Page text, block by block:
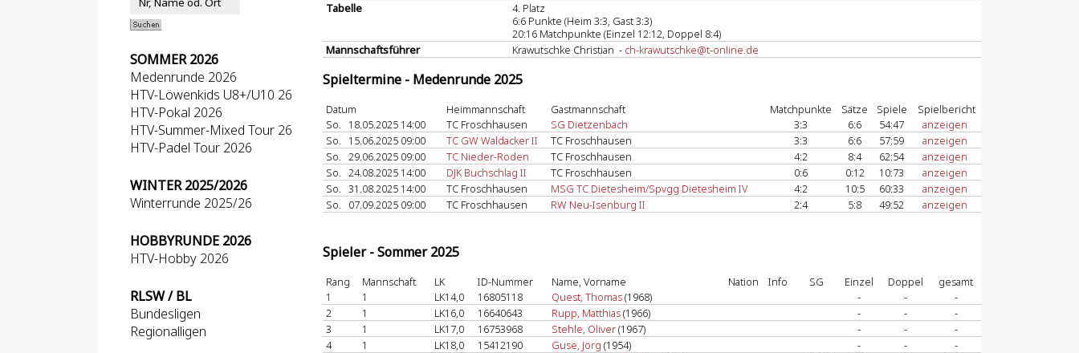
SOMMER 2026
Medenrunde 2026
HTV-Löwenkids U8+/U10 26
HTV-Pokal 2026
HTV-Summer-Mixed Tour 26
HTV-Padel Tour 2026
WINTER 2025/2026
Winterrunde 2025/26
HOBBYRUNDE 2026
HTV-Hobby 2026
RLSW / BL
Bundesligen
Regionalligen
Tabelle
4. Platz
6:6 Punkte (Heim 3:3, Gast 3:3)
20:16 Matchpunkte (Einzel 12:12, Doppel 8:4)
Mannschaftsführer
Krawutschke Christian - ch-krawutschke@t-online.de
Spieltermine - Medenrunde 2025
Datum Heimmannschaft Gastmannschaft Matchpunkte Sätze Spiele
Spielbericht
So.
18.05.2025 14:00 TC Froschhausen SG Dietzenbach 3:3 6:6 54:47
anzeigen
So.
15.06.2025 09:00 TC GW Waldacker II TC Froschhausen 3:3 6:6 57:59
anzeigen
So. 29.06.2025 09:00 TC Nieder-Roden TC Froschhausen 4:2 8:4 62:54
anzeigen
So. 24.08.2025 14:00 DJK Buchschlag II TC Froschhausen 0:6 0:12 10:73
anzeigen
So. 31.08.2025 14:00 TC Froschhausen MSG TC Dietesheim/Spvgg Dietesheim IV 4:2 10:5 60:33
anzeigen
So.
07.09.2025 09:00 TC Froschhausen RW Neu-Isenburg II 2:4 5:8 49:52 anzeigen
Spieler - Sommer 2025
Rang Mannschaft LK ID-Nummer Name, Vorname Nation Info SG Einzel Doppel
gesamt
1
1 LK14,0 16805118 Quest, Thomas(1968) - -
-
2
1 LK16,0 16640643 Rupp, Matthias(1966) - -
-
3
1 LK17,0 16753968 Stehle, Oliver(1967) - -
-
4
1 LK18,0 15412190 Guse, Jörg (1954) - -
-